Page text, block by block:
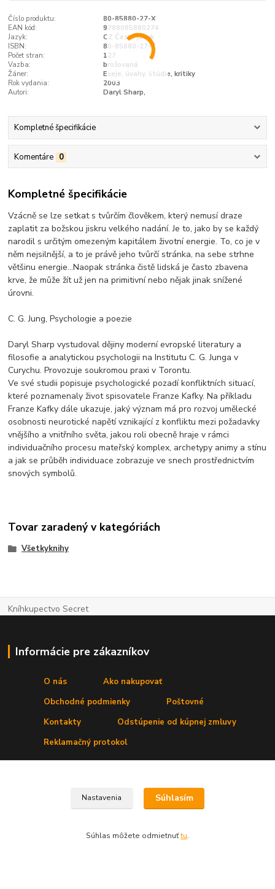
Číslo produktu:
80-85880-27-X
EAN kód:
9788085880274
Jazyk:
CZ Český jazyk
ISBN:
80-85880-27-X
Počet stran:
127
Vazba:
brožovaná
Žáner:
Eseje, úvahy, štúdie, kritiky
Rok vydania:
2003
Autori:
Daryl Sharp,
Kompletné špecifikácie
Komentáre 0
Kompletné špecifikácie
Vzácně se lze setkat s tvůrčím člověkem, který nemusí draze
zaplatit za božskou jiskru velkého nadání. Je to, jako by se každý
narodil s určitým omezeným kapitálem životní energie. To, co je v
něm nejsilnější, a to je právě jeho tvůrčí stránka, na sebe strhne
většinu energie…Naopak stránka čistě lidská je často zbavena
krve, že může žít už jen na primitivní nebo nějak jinak snížené
úrovni.
C. G. Jung, Psychologie a poezie
Daryl Sharp vystudoval dějiny moderní evropské literatury a
filosofie a analytickou psychologii na Institutu C. G. Junga v
Curychu. Provozuje soukromou praxi v Torontu.
Ve své studii popisuje psychologické pozadí konfliktních situací,
které poznamenaly život spisovatele Franze Kafky. Na příkladu
Franze Kafky dále ukazuje, jaký význam má pro rozvoj umělecké
osobnosti neurotické napětí vznikající z konfliktu mezi požadavky
vnějšího a vnitřního světa, jakou roli obecně hraje v rámci
individuačního procesu mateřský komplex, archetypy animy a stínu
a jak se průběh individuace zobrazuje ve snech prostřednictvím
snových symbolů.
Tovar zaradený v kategóriách
Všetkyknihy
Kníhkupectvo Secret
Informácie pre zákazníkov
O nás
Ako nakupovať
Obchodné podmienky
Poštovné
Kontakty
Odstúpenie od kúpnej zmluvy
Reklamačný protokol
Nastavenia Súhlasím
Súhlas môžete odmietnuťtu.